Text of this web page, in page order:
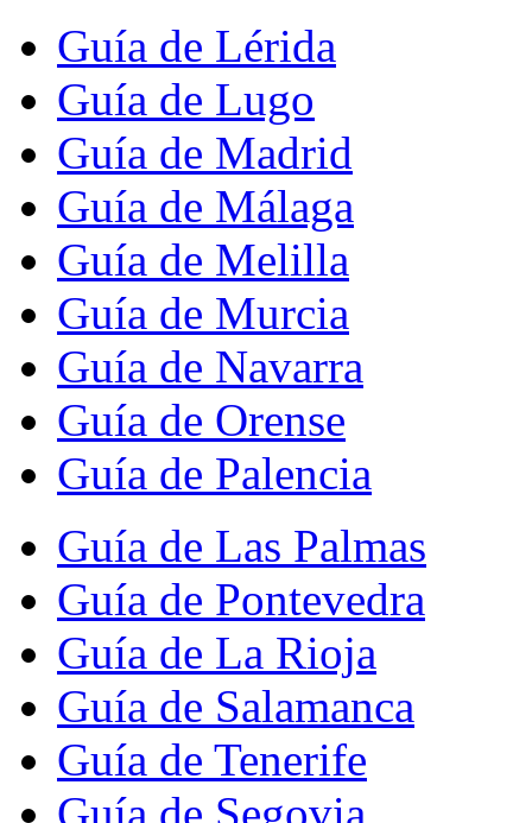
Guía de Lérida
Guía de Lugo
Guía de Madrid
Guía de Málaga
Guía de Melilla
Guía de Murcia
Guía de Navarra
Guía de Orense
Guía de Palencia
Guía de Las Palmas
Guía de Pontevedra
Guía de La Rioja
Guía de Salamanca
Guía de Tenerife
Guía de Segovia